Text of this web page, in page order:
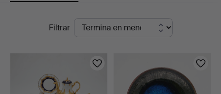
Auktionsverk
SubastasFiltrar